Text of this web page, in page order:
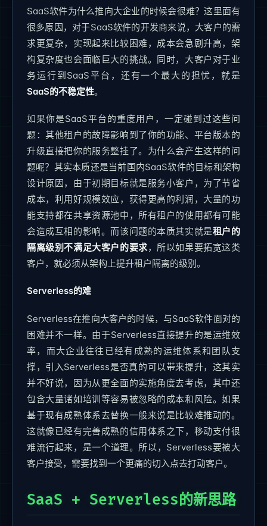
SaaS软件为什么推向大企业的时候会很难？这里面有
很多原因，对于SaaS软件的开发商来说，大客户的需
求更复杂，实现起来比较困难，成本会急剧升高，架
构复杂度也会面临巨大的挑战。同时，大客户对于业
务运行到SaaS平台，还有一个最大的担忧，就是
SaaS的不稳定性。
如果你是SaaS平台的重度用户，一定碰到过这些问
题：其他租户的故障影响到了你的功能、平台版本的
升级直接把你的服务整挂了。为什么会产生这样的问
题呢？其实本质还是当前国内SaaS软件的目标和架构
设计原因，由于初期目标就是服务小客户，为了节省
成本，利用好规模效应，获得更高的利润，大量的功
能支持都在共享资源池中，所有租户的使用都有可能
会造成互相的影响。而该问题的本质其实就是租户的
隔离级别不满足大客户的要求，所以如果要拓宽这类
客户，就必须从架构上提升租户隔离的级别。
Serverless的难
Serverless在推向大客户的时候，与SaaS软件面对的
困难并不一样。由于Serverless直接提升的是运维效
率，而大企业往往已经有成熟的运维体系和团队支
撑，引入Serverless是否真的可以带来提升，这其实
并不好说，因为从更全面的实施角度去考虑，其中还
包含大量诸如培训等容易被忽略的成本和风险。如果
基于现有成熟体系去替换一般来说是比较难推动的。
这就像已经有完善成熟的信用体系之下，移动支付很
难流行起来，是一个道理。所以，Serverless要被大
客户接受，需要找到一个更痛的切入点去打动客户。
SaaS + Serverless的新思路